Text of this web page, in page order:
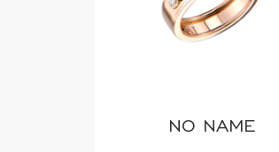
NO NAME